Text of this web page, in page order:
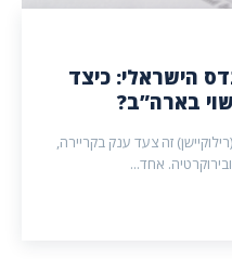
הישראלי: כיצד
בארה”ב?
זה צעד ענק בקריירה,
אחד...